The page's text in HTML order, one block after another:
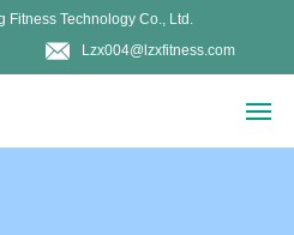
Fitness Technology Co., Ltd.
Lzx004@lzxfitness.com